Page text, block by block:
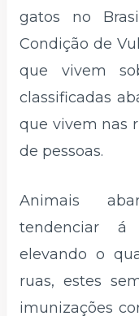
gatos no
Condição de
que vivem
classificadas
que vivem nas
de pessoas.
Animais
tendenciar á
elevando o
ruas, estes
imunizações